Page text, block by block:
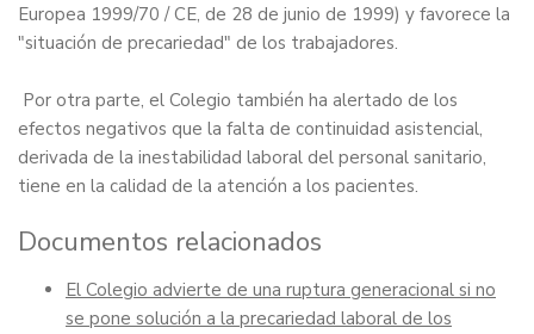
Europea 1999/70 / CE, de 28 de junio de 1999) y favorece la
"situación de precariedad" de los trabajadores.
Por otra parte, el Colegio también ha alertado de los
efectos negativos que la falta de continuidad asistencial,
derivada de la inestabilidad laboral del personal sanitario,
tiene en la calidad de la atención a los pacientes.
Documentos relacionados
El Colegio advierte de una ruptura generacional si no
se pone solución a la precariedad laboral de los